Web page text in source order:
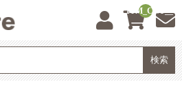
__ITM_CNT__